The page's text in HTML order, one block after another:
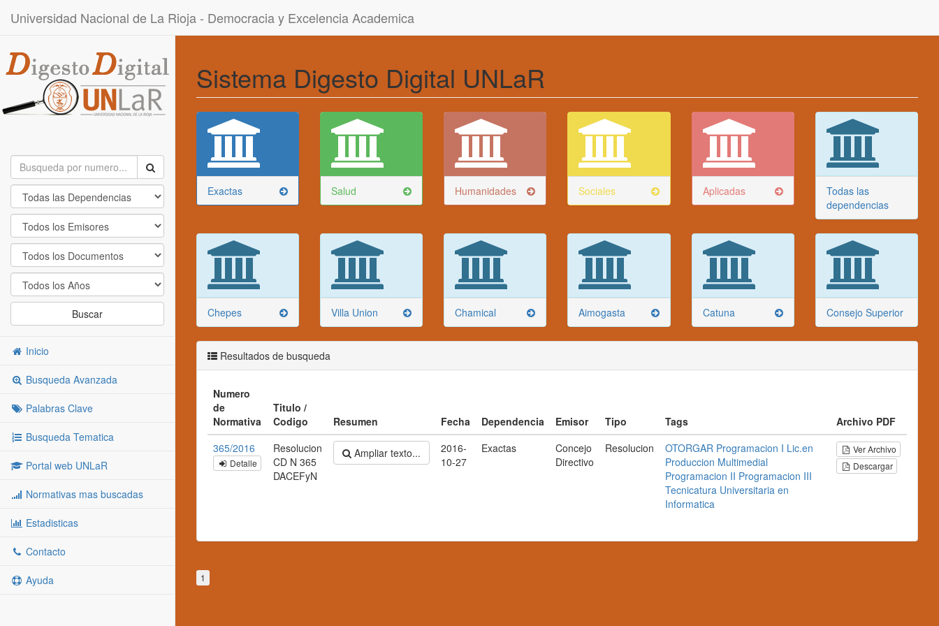
Universidad Nacional de La Rioja - Democracia y Excelencia Academica
Buscar
Inicio
Busqueda Avanzada
Palabras Clave
Busqueda Tematica
Portal web UNLaR
Normativas mas buscadas
Estadisticas
Contacto
Ayuda
Sistema Digesto Digital UNLaR
Exactas Salud Humanidades Sociales Aplicadas
Todas las
dependencias
Chepes Villa Union Chamical Aimogasta Catuna Consejo Superior
Resultados de busqueda
Numero
de
Normativa
Titulo /
Codigo
Resumen Fecha Dependencia Emisor Tipo Tags
Archivo PDF
365/2016
Detalle
Resolucion
CD N 365
DACEFyN
Ampliar texto...
2016-
10-27
Exactas
Concejo
Directivo
Resolucion OTORGAR Programacion I Lic.en
Produccion Multimedial
Programacion II Programacion III
Tecnicatura Universitaria en
Informatica
Ver Archivo
Descargar
1